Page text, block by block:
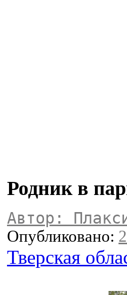
Родник в
Автор:
Опубликовано:
Тверская